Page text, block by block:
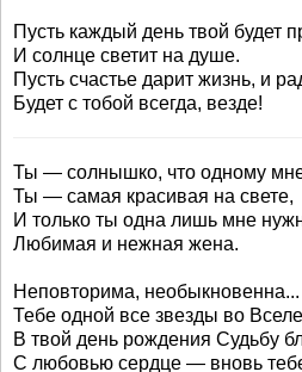
Пусть каждый день твой будет
И солнце светит на душе.
Пусть счастье дарит жизнь, и
Будет с тобой всегда, везде!
Ты — солнышко, что одному мне
Ты — самая красивая на свете,
И только ты одна лишь мне
Любимая и нежная жена.
Неповторима, необыкновенна...
Тебе одной все звезды во
В твой день рождения Судьбу
С любовью сердце — вновь